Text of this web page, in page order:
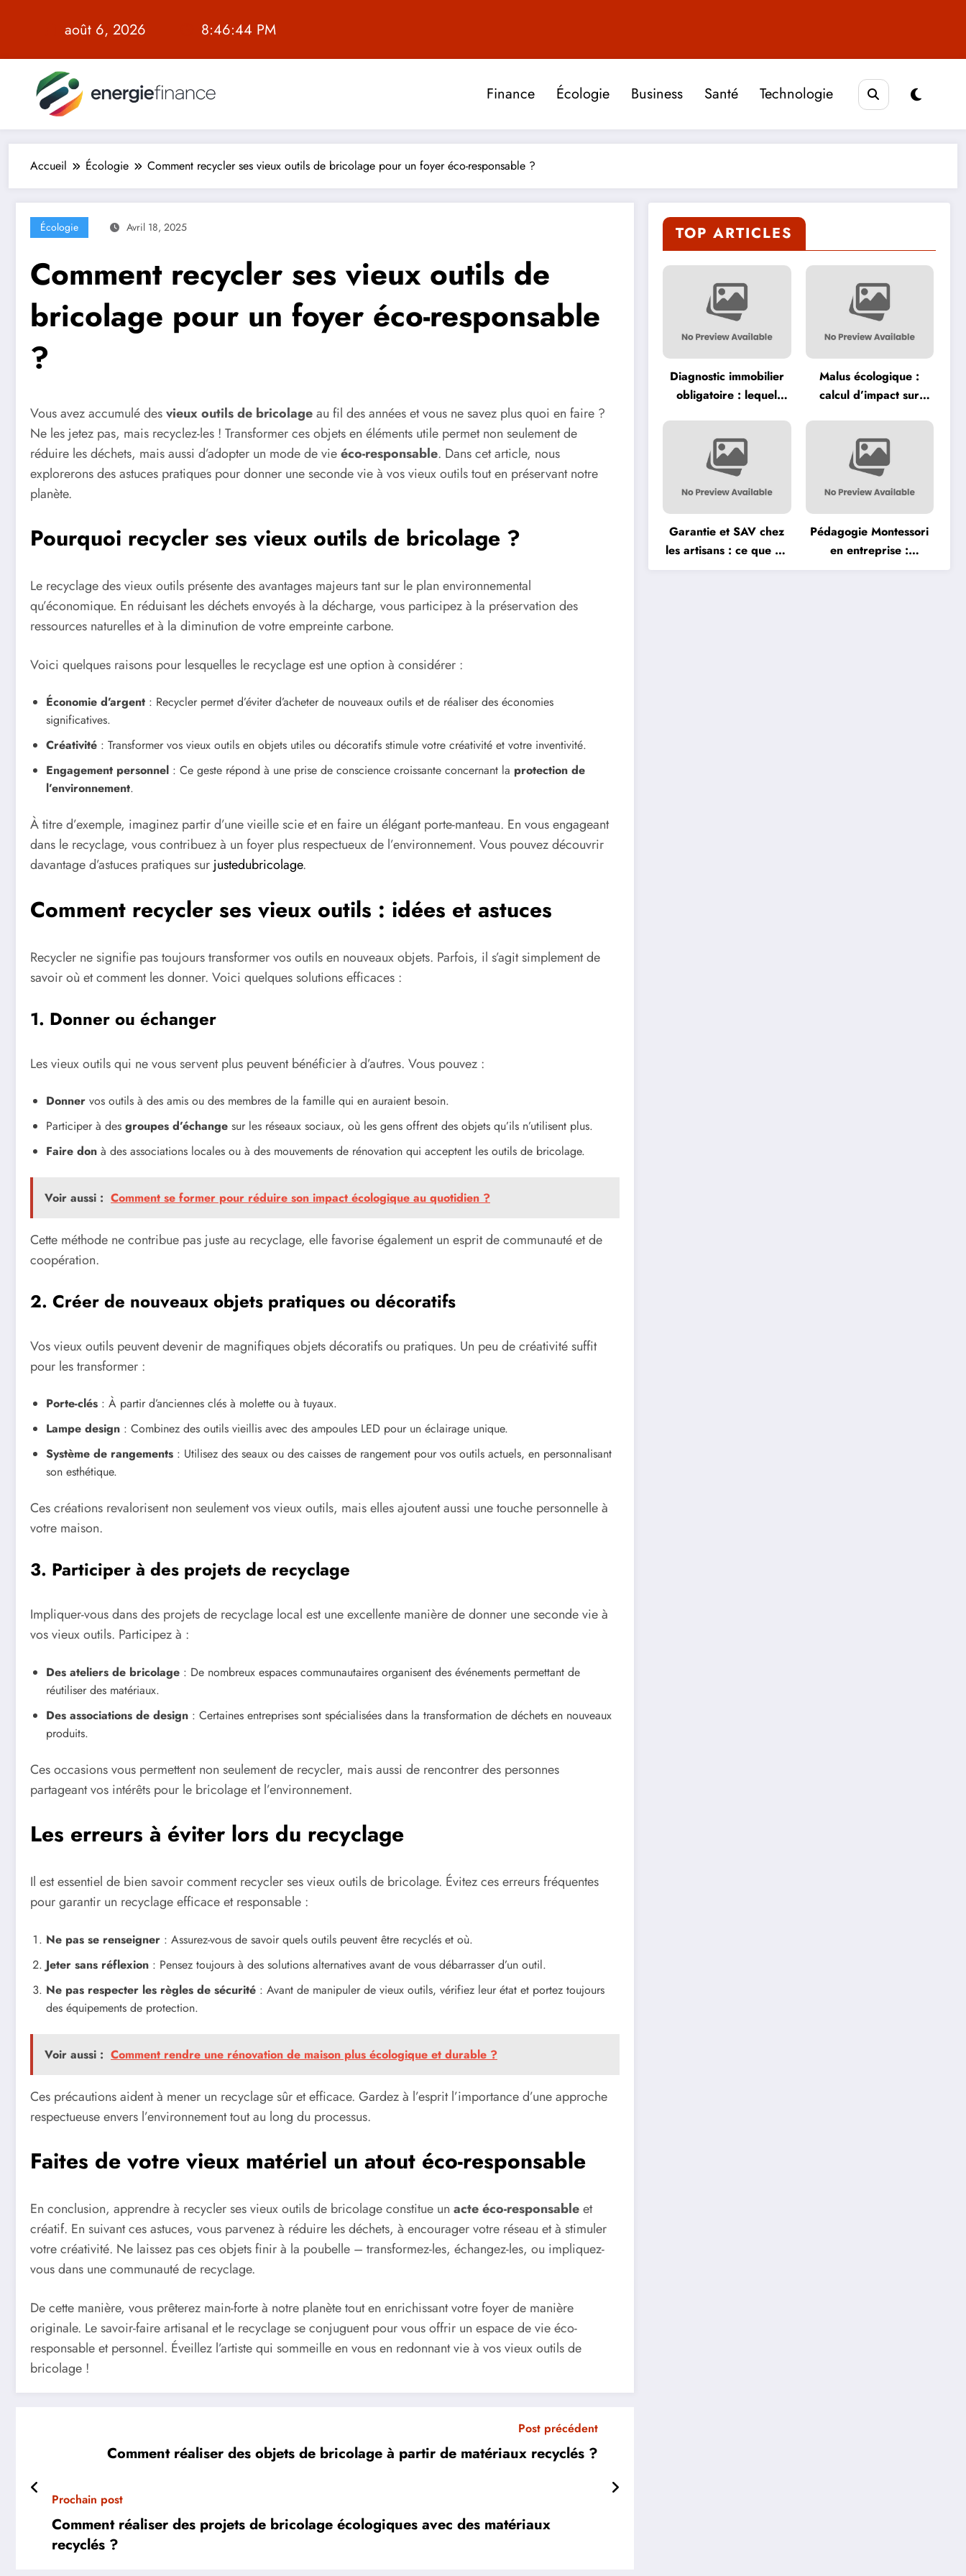
août 6, 2026 8:46:45 PM
Finance Écologie Business Santé Technologie
Accueil Écologie Comment recycler ses vieux outils de bricolage pour un foyer éco-responsable ?
Écologie Avril 18, 2025
Comment recycler ses vieux outils de
bricolage pour un foyer éco-responsable
?
Vous avez accumulé desvieux outils de bricolageau fil des années et vous ne savez plus quoi en faire ?
Ne les jetez pas, mais recyclez-les ! Transformer ces objets en éléments utile permet non seulement de
réduire les déchets, mais aussi d’adopter un mode de vieéco-responsable. Dans cet article, nous
explorerons des astuces pratiques pour donner une seconde vie à vos vieux outils tout en préservant notre
planète.
Pourquoi recycler ses vieux outils de bricolage ?
Le recyclage des vieux outils présente des avantages majeurs tant sur le plan environnemental
qu’économique. En réduisant les déchets envoyés à la décharge, vous participez à la préservation des
ressources naturelles et à la diminution de votre empreinte carbone.
Voici quelques raisons pour lesquelles le recyclage est une option à considérer :
Économie d’argent : Recycler permet d’éviter d’acheter de nouveaux outils et de réaliser des économies
significatives.
Créativité : Transformer vos vieux outils en objets utiles ou décoratifs stimule votre créativité et votre inventivité.
Engagement personnel : Ce geste répond à une prise de conscience croissante concernant la protection de
l’environnement.
À titre d’exemple, imaginez partir d’une vieille scie et en faire un élégant porte-manteau. En vous engageant
dans le recyclage, vous contribuez à un foyer plus respectueux de l’environnement. Vous pouvez découvrir
davantage d’astuces pratiques sur justedubricolage.
Comment recycler ses vieux outils : idées et astuces
Recycler ne signifie pas toujours transformer vos outils en nouveaux objets. Parfois, il s’agit simplement de
savoir où et comment les donner. Voici quelques solutions efficaces :
1. Donner ou échanger
Les vieux outils qui ne vous servent plus peuvent bénéficier à d’autres. Vous pouvez :
Donner vos outils à des amis ou des membres de la famille qui en auraient besoin.
Participer à des groupes d’échange sur les réseaux sociaux, où les gens offrent des objets qu’ils n’utilisent plus.
Faire don à des associations locales ou à des mouvements de rénovation qui acceptent les outils de bricolage.
Voir aussi : Comment se former pour réduire son impact écologique au quotidien ?
Cette méthode ne contribue pas juste au recyclage, elle favorise également un esprit de communauté et de
coopération.
2. Créer de nouveaux objets pratiques ou décoratifs
Vos vieux outils peuvent devenir de magnifiques objets décoratifs ou pratiques. Un peu de créativité suffit
pour les transformer :
Porte-clés : À partir d’anciennes clés à molette ou à tuyaux.
Lampe design : Combinez des outils vieillis avec des ampoules LED pour un éclairage unique.
Système de rangements : Utilisez des seaux ou des caisses de rangement pour vos outils actuels, en personnalisant
son esthétique.
Ces créations revalorisent non seulement vos vieux outils, mais elles ajoutent aussi une touche personnelle à
votre maison.
3. Participer à des projets de recyclage
Impliquer-vous dans des projets de recyclage local est une excellente manière de donner une seconde vie à
vos vieux outils. Participez à :
Des ateliers de bricolage : De nombreux espaces communautaires organisent des événements permettant de
réutiliser des matériaux.
Des associations de design : Certaines entreprises sont spécialisées dans la transformation de déchets en nouveaux
produits.
Ces occasions vous permettent non seulement de recycler, mais aussi de rencontrer des personnes
partageant vos intérêts pour le bricolage et l’environnement.
Les erreurs à éviter lors du recyclage
Il est essentiel de bien savoir comment recycler ses vieux outils de bricolage. Évitez ces erreurs fréquentes
pour garantir un recyclage efficace et responsable :
Ne pas se renseigner : Assurez-vous de savoir quels outils peuvent être recyclés et où.
Jeter sans réflexion : Pensez toujours à des solutions alternatives avant de vous débarrasser d’un outil.
Ne pas respecter les règles de sécurité : Avant de manipuler de vieux outils, vérifiez leur état et portez toujours
des équipements de protection.
Voir aussi : Comment rendre une rénovation de maison plus écologique et durable ?
Ces précautions aident à mener un recyclage sûr et efficace. Gardez à l’esprit l’importance d’une approche
respectueuse envers l’environnement tout au long du processus.
Faites de votre vieux matériel un atout éco-responsable
En conclusion, apprendre à recycler ses vieux outils de bricolage constitue un acte éco-responsableet
créatif. En suivant ces astuces, vous parvenez à réduire les déchets, à encourager votre réseau et à stimuler
votre créativité. Ne laissez pas ces objets finir à la poubelle – transformez-les, échangez-les, ou impliquez-
vous dans une communauté de recyclage.
De cette manière, vous prêterez main-forte à notre planète tout en enrichissant votre foyer de manière
originale. Le savoir-faire artisanal et le recyclage se conjuguent pour vous offrir un espace de vie éco-
responsable et personnel. Éveillez l’artiste qui sommeille en vous en redonnant vie à vos vieux outils de
bricolage !
Post précédent
Comment réaliser des objets de bricolage à partir de matériaux recyclés ?
Prochain post
Comment réaliser des projets de bricolage écologiques avec des matériaux
recyclés ?
TOP ARTICLES
Diagnostic immobilier
obligatoire : lequel
Malus écologique :
calcul d’impact sur
Garantie et SAV chez
les artisans : ce que dit
vraiment la loi
Pédagogie Montessori
en entreprise :
méthodes